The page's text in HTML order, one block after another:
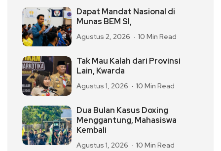
Dapat Mandat Nasional di
Munas BEM SI,
Agustus 2, 2026 10 Min Read
Tak Mau Kalah dari Provinsi
Lain, Kwarda
Agustus 1, 2026 10 Min Read
Dua Bulan Kasus Doxing
Menggantung, Mahasiswa
Kembali
Agustus 1, 2026 10 Min Read